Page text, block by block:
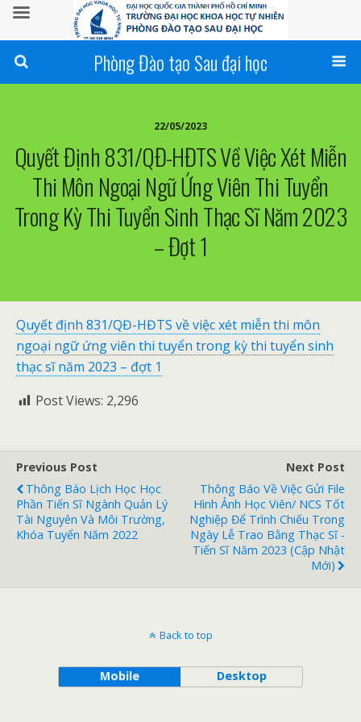
Phòng Đào tạo Sau đại học
22/05/2023
Quyết Định 831/QĐ-HĐTS Về Việc Xét Miễn
Thi Môn Ngoại Ngữ Ứng Viên Thi Tuyển
Trong Kỳ Thi Tuyển Sinh Thạc Sĩ Năm 2023
– Đợt 1
Quyết định 831/QĐ-HĐTS về việc xét miễn thi môn
ngoại ngữ ứng viên thi tuyển trong kỳ thi tuyển sinh
thạc sĩ năm 2023 – đợt 1
Post Views: 2,296
Previous Post
Thông Báo Lịch Học Học
Phần Tiến Sĩ Ngành Quản Lý
Tài Nguyên Và Môi Trường,
Khóa Tuyển Năm 2022
Next Post
Thông Báo Về Việc Gửi File
Hình Ảnh Học Viên/ NCS Tốt
Nghiệp Để Trình Chiếu Trong
Ngày Lễ Trao Bằng Thạc Sĩ -
Tiến Sĩ Năm 2023 (cập Nhật
Mới)
Back to top
Mobile Desktop